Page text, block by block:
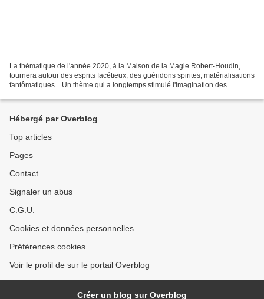
La thématique de l'année 2020, à la Maison de la Magie Robert-Houdin,
tournera autour des esprits facétieux, des guéridons spirites, matérialisations
fantômatiques... Un thème qui a longtemps stimulé l'imagination des
Hébergé par Overblog
Top articles
Pages
Contact
Signaler un abus
C.G.U.
Cookies et données personnelles
Préférences cookies
Voir le profil de sur le portail Overblog
Créer un blog sur Overblog